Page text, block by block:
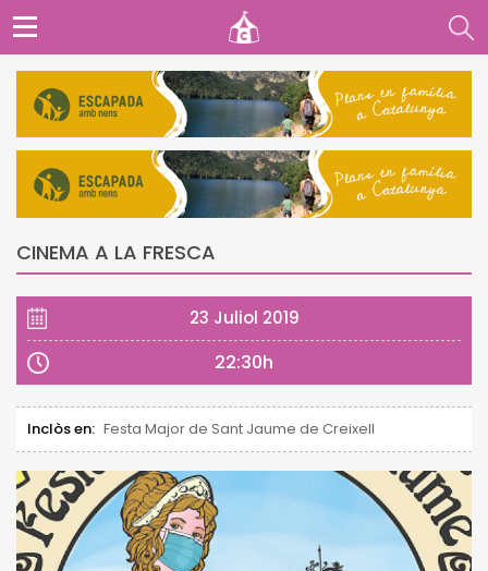
CINEMA A LA FRESCA
23 Juliol 2019
22:30h
Inclòs en: Festa Major de Sant Jaume de Creixell